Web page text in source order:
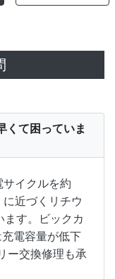
くて困っていま
イクルを約
近づくリチウ
ます。ビックカ
電容量が低下
ー交換修理も承